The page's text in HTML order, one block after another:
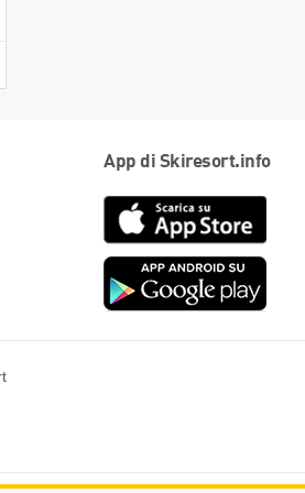
App di Skiresort.info